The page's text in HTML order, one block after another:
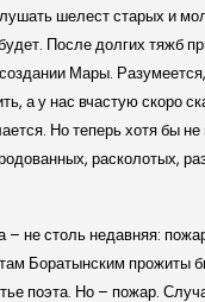
шелест старых и
После долгих тяжб
Мары.
а у нас вчастую скоро
Но теперь хотя бы
расколотых,
– не столь недавняя:
Боратынским прожиты
поэта. Но – пожар.